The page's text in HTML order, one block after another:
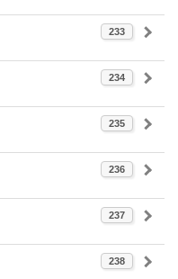
233
234
235
236
237
238